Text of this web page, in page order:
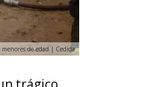
de edad | Cedida